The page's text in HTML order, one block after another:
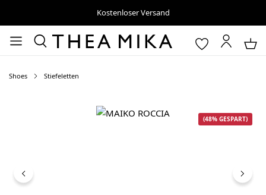
Kostenloser Versand
Shoes Stiefeletten
Bildergalerie überspringen
(48% GESPART)